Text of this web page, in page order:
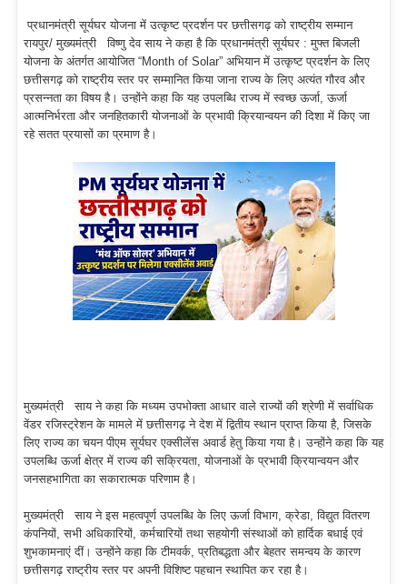
प्रधानमंत्री सूर्यघर योजना में उत्कृष्ट प्रदर्शन पर छत्तीसगढ़ को राष्ट्रीय सम्मान
रायपुर/ मुख्यमंत्री विष्णु देव साय ने कहा है कि प्रधानमंत्री सूर्यघर : मुफ्त बिजली
योजना के अंतर्गत आयोजित “Month of Solar” अभियान में उत्कृष्ट प्रदर्शन के लिए
छत्तीसगढ़ को राष्ट्रीय स्तर पर सम्मानित किया जाना राज्य के लिए अत्यंत गौरव और
प्रसन्नता का विषय है। उन्होंने कहा कि यह उपलब्धि राज्य में स्वच्छ ऊर्जा, ऊर्जा
आत्मनिर्भरता और जनहितकारी योजनाओं के प्रभावी क्रियान्वयन की दिशा में किए जा
रहे सतत प्रयासों का प्रमाण है।
मुख्यमंत्री साय ने कहा कि मध्यम उपभोक्ता आधार वाले राज्यों की श्रेणी में सर्वाधिक
वेंडर रजिस्ट्रेशन के मामले में छत्तीसगढ़ ने देश में द्वितीय स्थान प्राप्त किया है, जिसके
लिए राज्य का चयन पीएम सूर्यघर एक्सीलेंस अवार्ड हेतु किया गया है। उन्होंने कहा कि यह
उपलब्धि ऊर्जा क्षेत्र में राज्य की सक्रियता, योजनाओं के प्रभावी क्रियान्वयन और
जनसहभागिता का सकारात्मक परिणाम है।
मुख्यमंत्री साय ने इस महत्वपूर्ण उपलब्धि के लिए ऊर्जा विभाग, क्रेडा, विद्युत वितरण
कंपनियों, सभी अधिकारियों, कर्मचारियों तथा सहयोगी संस्थाओं को हार्दिक बधाई एवं
शुभकामनाएं दीं। उन्होंने कहा कि टीमवर्क, प्रतिबद्धता और बेहतर समन्वय के कारण
छत्तीसगढ़ राष्ट्रीय स्तर पर अपनी विशिष्ट पहचान स्थापित कर रहा है।